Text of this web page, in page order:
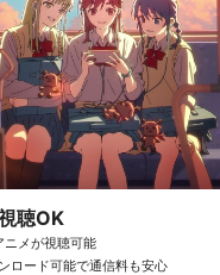
聴OK
ニメが視聴可能
ロード可能で通信料も安心